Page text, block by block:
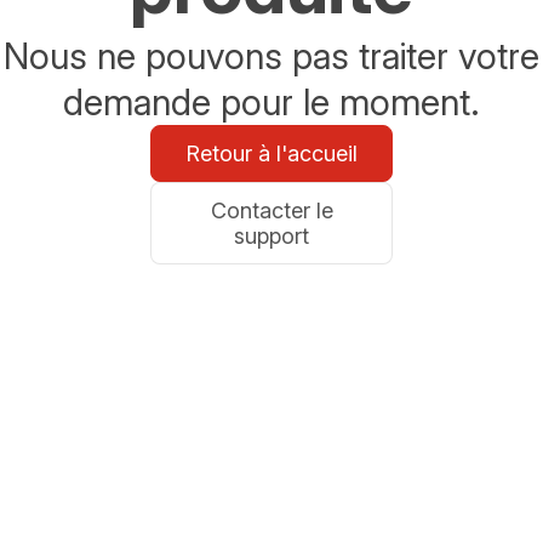
Nous ne pouvons pas traiter votre
demande pour le moment.
Retour à l'accueil
Contacter le
support